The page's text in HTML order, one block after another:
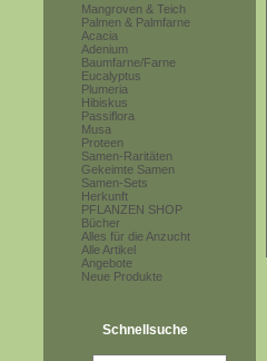
Mangroven & Teich
Palmen & Palmfarne
Acacia
Adenium
Baumfarne/Farne
Eucalyptus
Plumeria
Hibiskus
Passiflora
Musa
Proteen
Samen-Raritäten
Gekeimte Samen
Samen-Sets
Herkunft
PFLANZEN SHOP
Bücher
Alles für die Anzucht
Alle Artikel
Angebote
Neue Produkte
Schnellsuche